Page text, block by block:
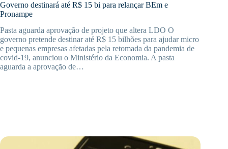
Governo destinará até R$ 15 bi para relançar BEm e
Pronampe
Pasta aguarda aprovação de projeto que altera LDO O
governo pretende destinar até R$ 15 bilhões para ajudar micro
e pequenas empresas afetadas pela retomada da pandemia de
covid-19, anunciou o Ministério da Economia. A pasta
aguarda a aprovação de…